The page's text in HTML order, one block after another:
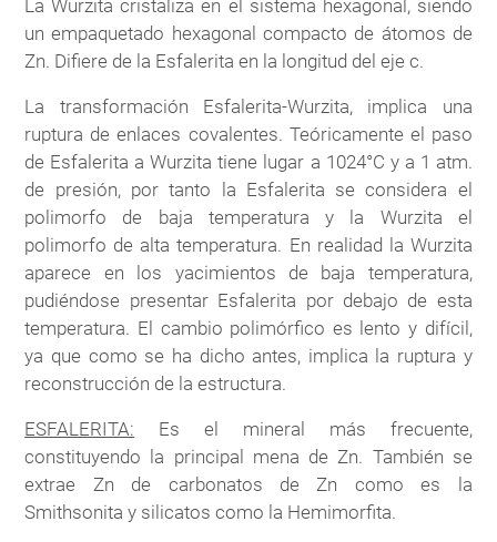
La Wurzita cristaliza en el sistema hexagonal, siendo
un empaquetado hexagonal compacto de átomos de
Zn. Difiere de la Esfalerita en la longitud del eje c.
La transformación Esfalerita-Wurzita, implica una
ruptura de enlaces covalentes. Teóricamente el paso
de Esfalerita a Wurzita tiene lugar a 1024°C y a 1 atm.
de presión, por tanto la Esfalerita se considera el
polimorfo de baja temperatura y la Wurzita el
polimorfo de alta temperatura. En realidad la Wurzita
aparece en los yacimientos de baja temperatura,
pudiéndose presentar Esfalerita por debajo de esta
temperatura. El cambio polimórfico es lento y difícil,
ya que como se ha dicho antes, implica la ruptura y
reconstrucción de la estructura.
ESFALERITA: Es el mineral más frecuente,
constituyendo la principal mena de Zn. También se
extrae Zn de carbonatos de Zn como es la
Smithsonita y silicatos como la Hemimorfita.